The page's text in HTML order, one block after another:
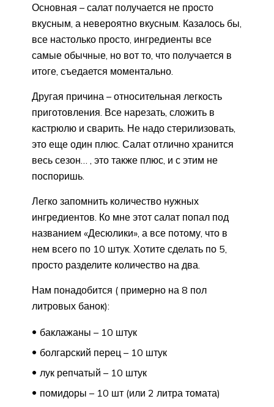
Основная – салат получается не просто
вкусным, а невероятно вкусным. Казалось бы,
все настолько просто, ингредиенты все
самые обычные, но вот то, что получается в
итоге, съедается моментально.
Другая причина – относительная легкость
приготовления. Все нарезать, сложить в
кастрюлю и сварить. Не надо стерилизовать,
это еще один плюс. Салат отлично хранится
весь сезон… , это также плюс, и с этим не
поспоришь.
Легко запомнить количество нужных
ингредиентов. Ко мне этот салат попал под
названием «Десюлики», а все потому, что в
нем всего по 10 штук. Хотите сделать по 5,
просто разделите количество на два.
Нам понадобится ( примерно на 8 пол
литровых банок):
баклажаны – 10 штук
болгарский перец – 10 штук
лук репчатый – 10 штук
помидоры – 10 шт (или 2 литра томата)